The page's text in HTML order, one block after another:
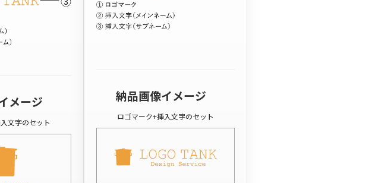
メージ
文字のセット
納品画像イメージ
ロゴマーク+挿入文字のセット